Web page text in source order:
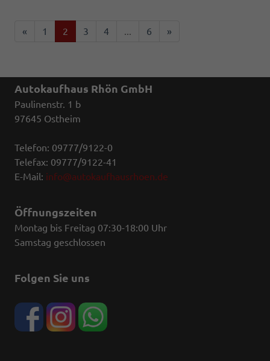
« 1 2 3 4 ... 6 »
Autokaufhaus Rhön GmbH
Paulinenstr. 1 b
97645 Ostheim
Telefon: 09777/9122-0
Telefax: 09777/9122-41
E-Mail: info@autokaufhausrhoen.de
Öffnungszeiten
Montag bis Freitag 07:30-18:00 Uhr
Samstag geschlossen
Folgen Sie uns